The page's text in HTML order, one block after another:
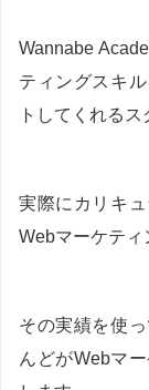
Wannabe
ティングスキ
トしてくれるス
実際にカリキ
Webマーケティ
その実績を使
んどがWebマ